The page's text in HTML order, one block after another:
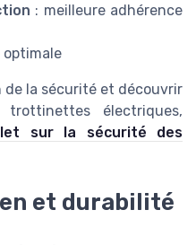
: meilleure adhérence
optimale
la sécurité et découvrir
électriques,
sur la sécurité des
et durabilité